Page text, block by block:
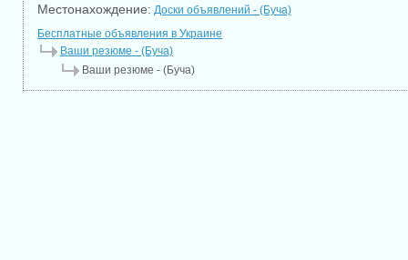
Местонахождение: Доски объявлений - (Буча)
Бесплатные объявления в Украине
Ваши резюме - (Буча)
Ваши резюме - (Буча)